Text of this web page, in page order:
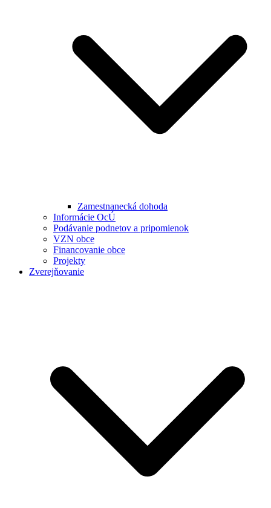
Zamestnanecká dohoda
Informácie OcÚ
Podávanie podnetov a pripomienok
VZN obce
Financovanie obce
Projekty
Zverejňovanie